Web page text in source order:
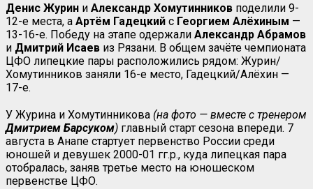
Денис Журин и Александр Хомутинников поделили 9-
12-е места, а Артём Гадецкий с Георгием Алёхиным —
13-16-е. Победу на этапе одержали Александр Абрамов
и Дмитрий Исаев из Рязани. В общем зачёте чемпионата
ЦФО липецкие пары расположились рядом: Журин/
Хомутинников заняли 16-е место, Гадецкий/Алёхин —
17-е.
У Журина и Хомутинникова (на фото — вместе с тренером
Дмитрием Барсуком) главный старт сезона впереди. 7
августа в Анапе стартует первенство России среди
юношей и девушек 2000-01 гг.р., куда липецкая пара
отобралась, заняв третье место на юношеском
первенстве ЦФО.